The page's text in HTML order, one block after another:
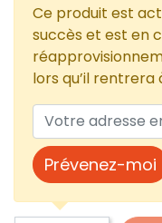
Ce produit est
succès et est en
lors qu’il rentrera
Prévenez-moi